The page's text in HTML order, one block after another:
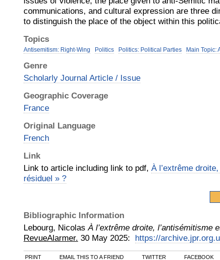
communications, and cultural expression are three
to distinguish the place of the object within this
Topics
Antisemitism: Right-Wing Politics Politics: Political Parties Main Topic:
Genre
Scholarly Journal Article / Issue
Geographic Coverage
France
Original Language
French
Link
Link to article including link to pdf, À l’extrême
résiduel » ?
Bibliographic Information
Lebourg, Nicolas À l’extrême droite, l’antisémitisme
RevueAlarmer. 30 May 2025: https://
PRINT EMAIL THIS TO A FRIEND TWITTER FACEBOOK